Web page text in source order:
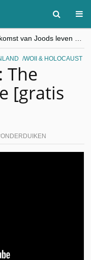
“Besnijdenisdebat toont hoe moeilijk seculiere Westen minderheden begrijpt”, Jinnih Beels (Vooruit)
CITYTRIP | ROEMENIË – Boekarest: de verrassing van Oost-Europa
WOII & HOLOCAUST
The
[gratis
ONDERDUIKEN